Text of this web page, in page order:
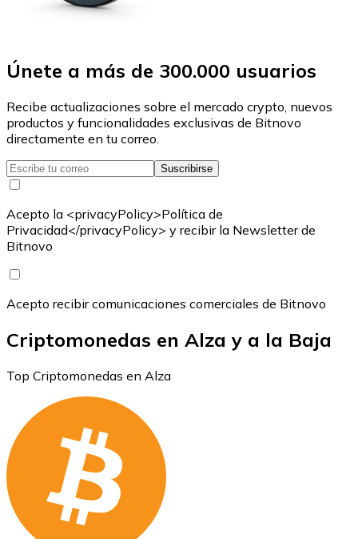
Únete a más de 300.000 usuarios
Recibe actualizaciones sobre el mercado crypto, nuevos
productos y funcionalidades exclusivas de Bitnovo
directamente en tu correo.
Suscribirse
Acepto la <privacyPolicy>Política de
Privacidad</privacyPolicy> y recibir la Newsletter de
Bitnovo
Acepto recibir comunicaciones comerciales de Bitnovo
Criptomonedas en Alza y a la Baja
Top Criptomonedas en Alza